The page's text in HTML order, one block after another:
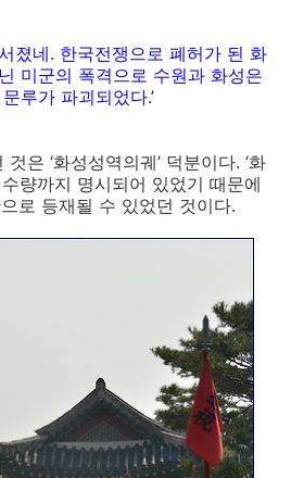
졌네. 한국전쟁으로 폐허가 된 화
미군의 폭격으로 수원과 화성은
루가 파괴되었다.’
은 ‘화성성역의궤’ 덕분이다. ‘화
량까지 명시되어 있었기 때문에
로 등재될 수 있었던 것이다.